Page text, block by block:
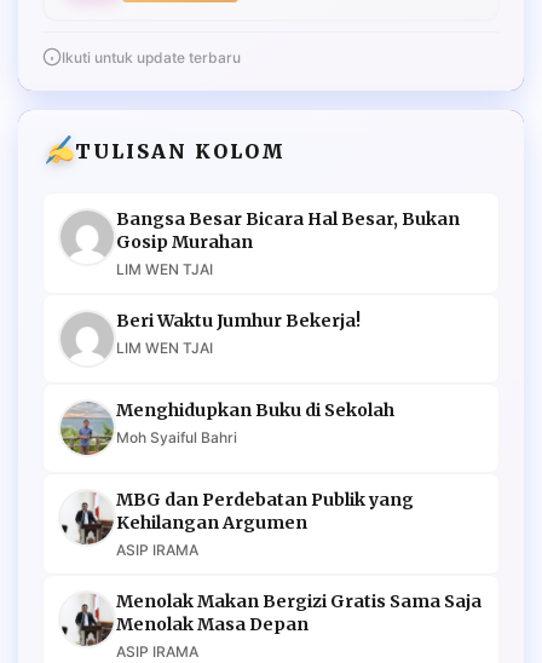
Ikuti untuk update terbaru
TULISAN KOLOM
Bangsa Besar Bicara Hal Besar, Bukan
Gosip Murahan
LIM WEN TJAI
Beri Waktu Jumhur Bekerja!
LIM WEN TJAI
Menghidupkan Buku di Sekolah
Moh Syaiful Bahri
MBG dan Perdebatan Publik yang
Kehilangan Argumen
ASIP IRAMA
Menolak Makan Bergizi Gratis Sama Saja
Menolak Masa Depan
ASIP IRAMA